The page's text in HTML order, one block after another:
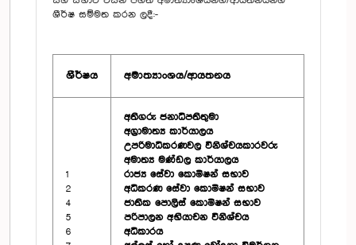
ශීර්ෂ සම්මත කරන ලදී:-
ශීර්ෂය අමාත්‍යාංශය/ආයතනය
1
2
4
5
6
අතිගරු ජනාධිපතිතුමා
අග්‍රාමාත්‍ය කාර්යාලය
උපරිමාධිකරණවල විනිශ්චයකාරවරු
අමාත්‍ය මණ්ඩල කාර්යාලය
රාජ්‍ය සේවා කොමිෂන් සභාව
අධිකරණ සේවා කොමිෂන් සභාව
ජාතික පොලිස් කොමිෂන් සභාව
පරිපාලන අභියාචන විනිශ්චය
අධිකාරය‍